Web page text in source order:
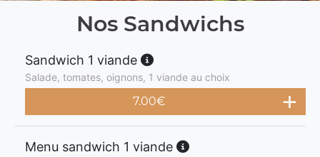
Nos Sandwichs
Sandwich 1 viande
Salade, tomates, oignons, 1 viande au choix
7.00€
Menu sandwich 1 viande